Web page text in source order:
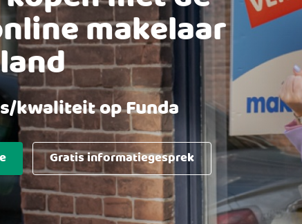
makelaar
kwaliteit op Funda
Gratis informatiegesprek